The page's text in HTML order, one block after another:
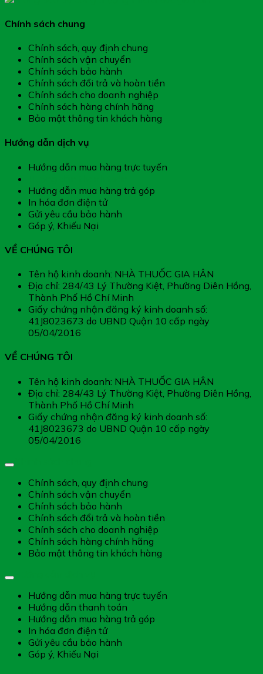
Chính sách chung
Chính sách, quy định chung
Chính sách vận chuyển
Chính sách bảo hành
Chính sách đổi trả và hoàn tiền
Chính sách cho doanh nghiệp
Chính sách hàng chính hãng
Bảo mật thông tin khách hàng
Hướng dẫn dịch vụ
Hướng dẫn mua hàng trực tuyến
Hướng dẫn mua hàng trả góp
In hóa đơn điện tử
Gửi yêu cầu bảo hành
Góp ý, Khiếu Nại
VỀ CHÚNG TÔI
Tên hộ kinh doanh: NHÀ THUỐC GIA HÂN
Địa chỉ: 284/43 Lý Thường Kiệt, Phường Diên Hồng,
Thành Phố Hồ Chí Minh
Giấy chứng nhận đăng ký kinh doanh số:
41J8023673 do UBND Quận 10 cấp ngày
05/04/2016
VỀ CHÚNG TÔI
Tên hộ kinh doanh: NHÀ THUỐC GIA HÂN
Địa chỉ: 284/43 Lý Thường Kiệt, Phường Diên Hồng,
Thành Phố Hồ Chí Minh
Giấy chứng nhận đăng ký kinh doanh số:
41J8023673 do UBND Quận 10 cấp ngày
05/04/2016
Chính sách, quy định chung
Chính sách vận chuyển
Chính sách bảo hành
Chính sách đổi trả và hoàn tiền
Chính sách cho doanh nghiệp
Chính sách hàng chính hãng
Bảo mật thông tin khách hàng
Hướng dẫn mua hàng trực tuyến
Hướng dẫn thanh toán
Hướng dẫn mua hàng trả góp
In hóa đơn điện tử
Gửi yêu cầu bảo hành
Góp ý, Khiếu Nại